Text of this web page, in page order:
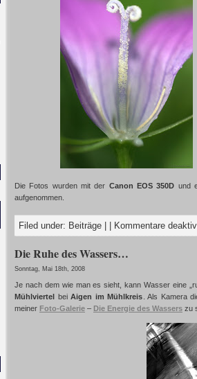
Die Fotos wurden mit der Canon EOS 350D und
aufgenommen.
Filed under: Beiträge Kommentare
Die Ruhe des Wassers…
Sonntag, Mai 18th, 2008
Je nach dem wie man es sieht, kann Wasser eine
Mühlviertel beiAigen im Mühlkreis . Als Kamera
meiner Foto-Galerie – Die Energie des Wassers zu